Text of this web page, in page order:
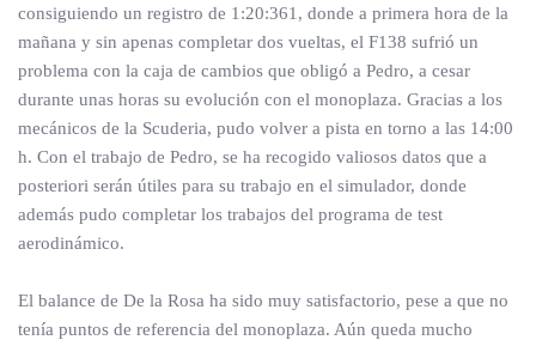
consiguiendo un registro de 1:20:361, donde a primera hora de la
mañana y sin apenas completar dos vueltas, el F138 sufrió un
problema con la caja de cambios que obligó a Pedro, a cesar
durante unas horas su evolución con el monoplaza. Gracias a los
mecánicos de la Scuderia, pudo volver a pista en torno a las 14:00
h. Con el trabajo de Pedro, se ha recogido valiosos datos que a
posteriori serán útiles para su trabajo en el simulador, donde
además pudo completar los trabajos del programa de test
aerodinámico.
El balance de De la Rosa ha sido muy satisfactorio, pese a que no
tenía puntos de referencia del monoplaza. Aún queda mucho